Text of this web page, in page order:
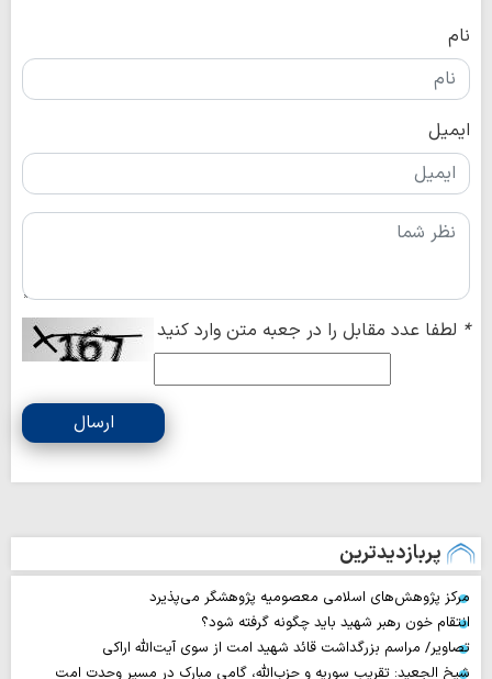
نام
ایمیل
* لطفا عدد مقابل را در جعبه متن وارد کنید
ارسال
پربازدیدترین
مرکز پژوهش‌های اسلامی معصومیه پژوهشگر می‌پذیرد
انتقام خون رهبر شهید باید چگونه گرفته شود؟
تصاویر/ مراسم بزرگداشت قائد شهید امت از سوی آیت‌الله اراکی
شیخ الجعید: تقریب سوریه و حزب‌الله، گامی مبارک در مسیر وحدت امت